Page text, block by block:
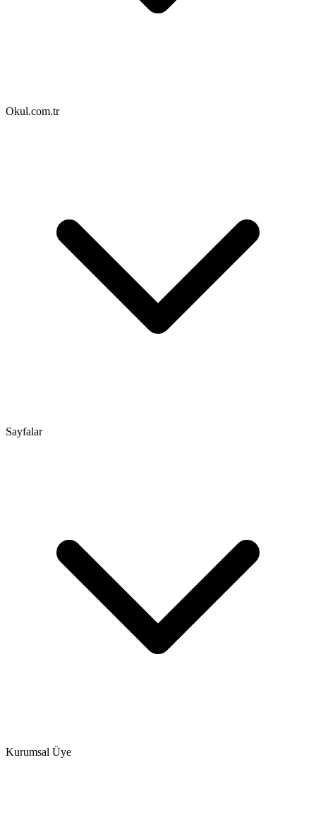
Okul.com.tr
Sayfalar
Kurumsal Üye